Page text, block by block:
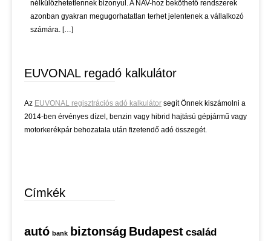
nélkülözhetetlennek bizonyul. A NAV-hoz beköthető rendszerek
azonban gyakran megugorhatatlan terhet jelentenek a vállalkozó
számára. […]
EUVONAL regadó kalkulátor
Az EUVONAL regisztrációs adó kalkulátor segít Önnek kiszámolni a
2014-ben érvényes dízel, benzin vagy hibrid hajtású gépjármű vagy
motorkerékpár behozatala után fizetendő adó összegét.
Címkék
autó bank biztonság Budapest család